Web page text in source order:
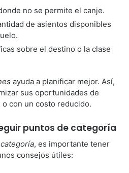
no se permite el canje.
de asientos disponibles
sobre el destino o la clase
ayuda a planificar mejor. Así,
sus oportunidades de
con un costo reducido.
puntos de categoría
, es importante tener
consejos útiles: